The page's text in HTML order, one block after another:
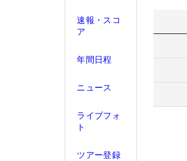
速報・スコ
ア
年間日程
ニュース
ライブフォ
ト
ツアー登録